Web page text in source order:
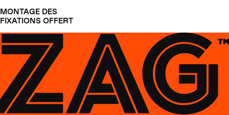
MONTAGE DES
FIXATIONS OFFERT